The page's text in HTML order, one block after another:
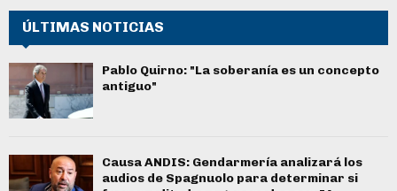
ÚLTIMAS NOTICIAS
Pablo Quirno: "La soberanía es un concepto
antiguo"
Causa ANDIS: Gendarmería analizará los
audios de Spagnuolo para determinar si